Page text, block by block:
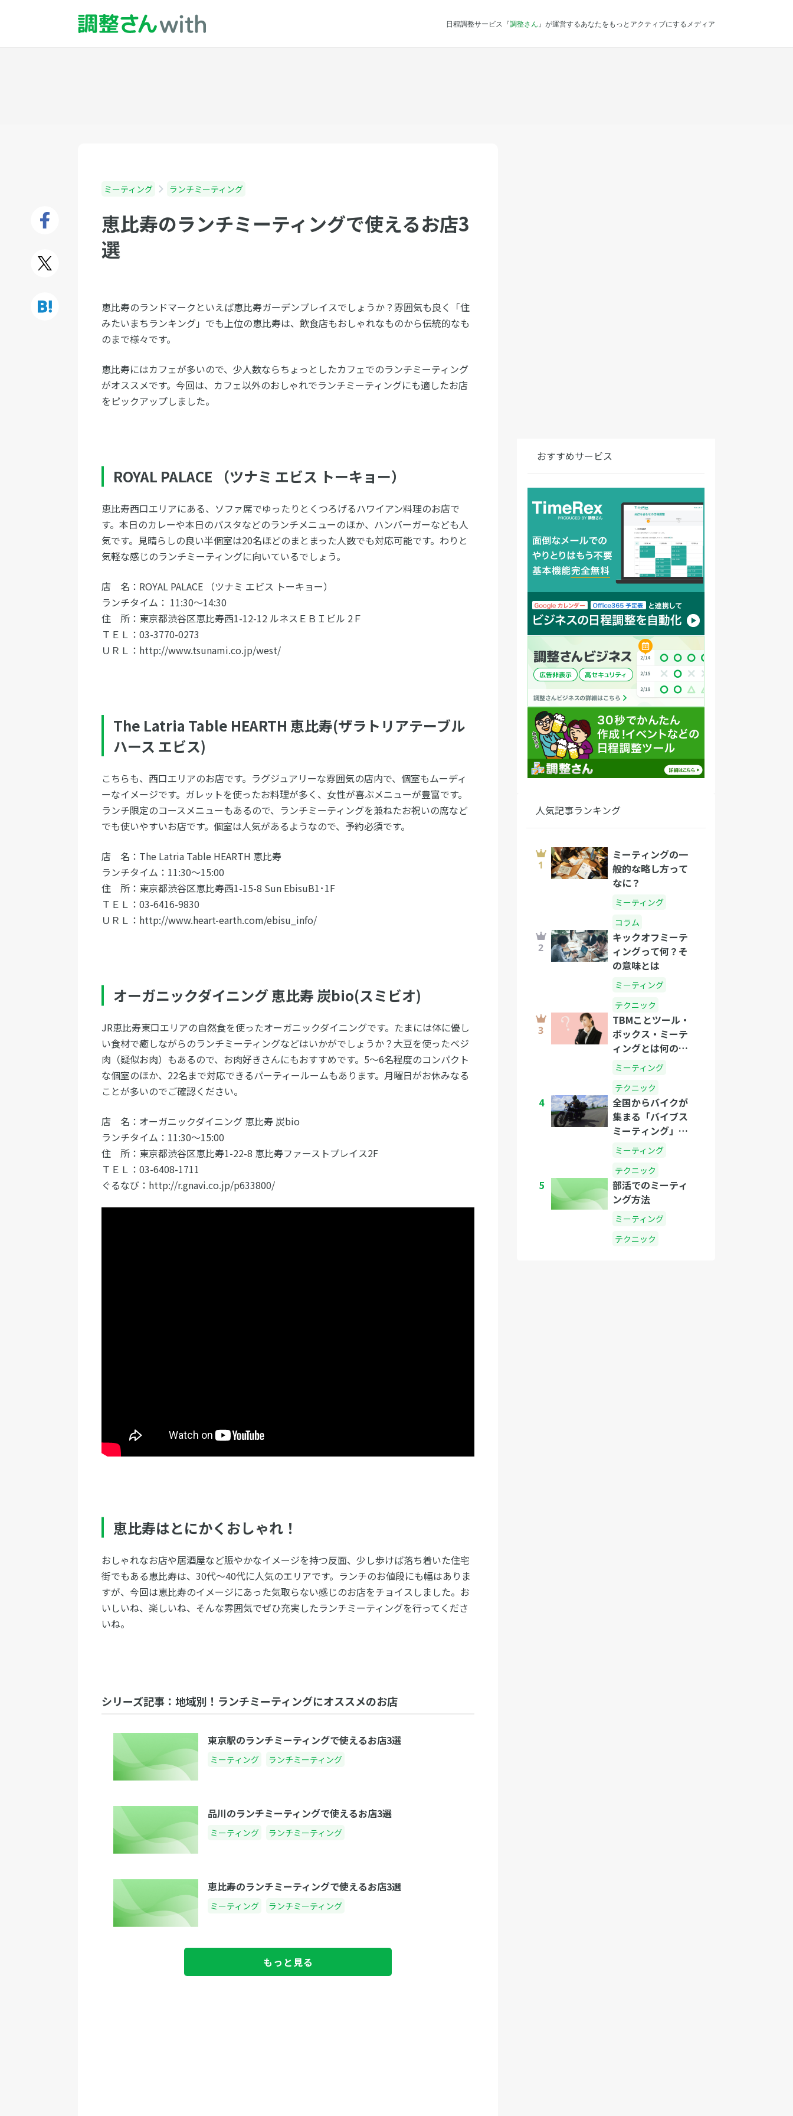
日程調整サービス『調整さん 』が運営するあなたをもっとアクティブにするメディア
ミーティング ランチミーティング
恵比寿のランチミーティングで使えるお店3
選
恵比寿のランドマークといえば恵比寿ガーデンプレイスでしょうか？雰囲気も良く「住
みたいまちランキング」でも上位の恵比寿は、飲食店もおしゃれなものから伝統的なも
のまで様々です。
恵比寿にはカフェが多いので、少人数ならちょっとしたカフェでのランチミーティング
がオススメです。今回は、カフェ以外のおしゃれでランチミーティングにも適したお店
をピックアップしました。
ROYAL PALACE （ツナミ エビス トーキョー）
恵比寿西口エリアにある、ソファ席でゆったりとくつろげるハワイアン料理のお店で
す。本日のカレーや本日のパスタなどのランチメニューのほか、ハンバーガーなども人
気です。見晴らしの良い半個室は20名ほどのまとまった人数でも対応可能です。わりと
気軽な感じのランチミーティングに向いているでしょう。
店 名：ROYAL PALACE （ツナミ エビス トーキョー）
ランチタイム： 11:30～14:30
住 所：東京都渋谷区恵比寿西1-12-12 ルネスＥＢＩビル 2Ｆ
ＴＥＬ：03-3770-0273
ＵＲＬ：http://www.tsunami.co.jp/west/
The Latria Table HEARTH 恵比寿(ザラトリアテーブル
ハース エビス)
こちらも、西口エリアのお店です。ラグジュアリーな雰囲気の店内で、個室もムーディ
ーなイメージです。ガレットを使ったお料理が多く、女性が喜ぶメニューが豊富です。
ランチ限定のコースメニューもあるので、ランチミーティングを兼ねたお祝いの席など
でも使いやすいお店です。個室は人気があるようなので、予約必須です。
店 名：The Latria Table HEARTH 恵比寿
ランチタイム：11:30～15:00
住 所：東京都渋谷区恵比寿西1-15-8 Sun EbisuB1･1F
ＴＥＬ：03-6416-9830
ＵＲＬ：http://www.heart-earth.com/ebisu_info/
オーガニックダイニング 恵比寿 炭bio(スミビオ)
JR恵比寿東口エリアの自然食を使ったオーガニックダイニングです。たまには体に優し
い食材で癒しながらのランチミーティングなどはいかがでしょうか？大豆を使ったベジ
肉（疑似お肉）もあるので、お肉好きさんにもおすすめです。5～6名程度のコンパクト
な個室のほか、22名まで対応できるパーティールームもあります。月曜日がお休みなる
ことが多いのでご確認ください。
店 名：オーガニックダイニング 恵比寿 炭bio
ランチタイム：11:30～15:00
住 所：東京都渋谷区恵比寿1-22-8 恵比寿ファーストプレイス2F
ＴＥＬ：03-6408-1711
ぐるなび：http://r.gnavi.co.jp/p633800/
恵比寿はとにかくおしゃれ！
おしゃれなお店や居酒屋など賑やかなイメージを持つ反面、少し歩けば落ち着いた住宅
街でもある恵比寿は、30代～40代に人気のエリアです。ランチのお値段にも幅はありま
すが、今回は恵比寿のイメージにあった気取らない感じのお店をチョイスしました。お
いしいね、楽しいね、そんな雰囲気でぜひ充実したランチミーティングを行ってくださ
いね。
シリーズ記事：地域別！ランチミーティングにオススメのお店
東京駅のランチミーティングで使えるお店3選
ミーティング ランチミーティング
品川のランチミーティングで使えるお店3選
ミーティング ランチミーティング
恵比寿のランチミーティングで使えるお店3選
ミーティング ランチミーティング
もっと見る
おすすめサービス
人気記事ランキング
ミーティングの一
般的な略し方って
なに？
ミーティング
コラム
キックオフミーテ
ィングって何？そ
の意味とは
ミーティング
テクニック
TBMことツール・
ボックス・ミーテ
ィングとは何のこ
と？
ミーティング
テクニック
4
全国からバイクが
集まる「バイブス
ミーティング」で
2011年に起きた乱
闘騒ぎまとめ
ミーティング
テクニック
5
部活でのミーティ
ング方法
ミーティング
テクニック